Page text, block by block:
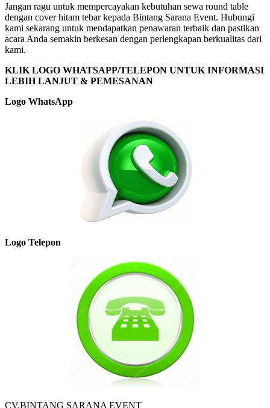
Jangan ragu untuk mempercayakan kebutuhan sewa round table
dengan cover hitam tebar kepada Bintang Sarana Event. Hubungi
kami sekarang untuk mendapatkan penawaran terbaik dan pastikan
acara Anda semakin berkesan dengan perlengkapan berkualitas dari
kami.
KLIK LOGO WHATSAPP/TELEPON UNTUK INFORMASI
LEBIH LANJUT & PEMESANAN
Logo WhatsApp
Logo Telepon
CV.BINTANG SARANA EVENT